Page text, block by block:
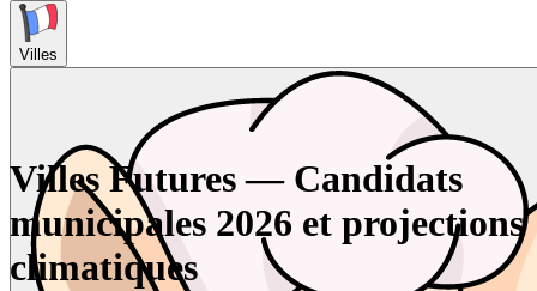
Villes
Villes Futures — Candidats
municipales 2026 et projections
climatiques